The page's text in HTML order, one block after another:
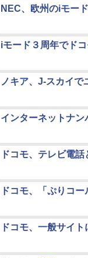
NEC、欧州のiモー
iモード３周年でド
ノキア、J-スカイ
インターネットナ
ドコモ、テレビ電
ドコモ、「ぷりコ
ドコモ、一般サイ